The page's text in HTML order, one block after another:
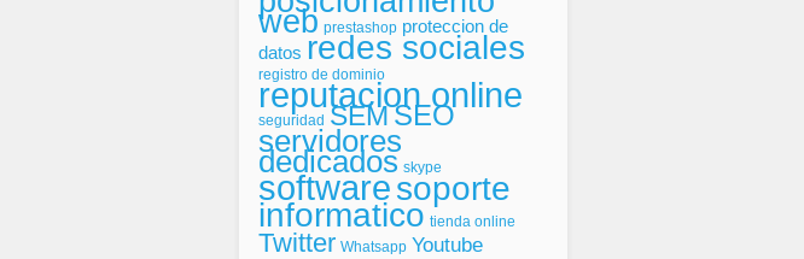
web prestashop proteccion de
datos redes sociales
registro de dominio
reputacion online
seguridad SEMSEO
servidores
dedicados skype
softwaresoporte
informatico tienda online
Twitter Whatsapp Youtube